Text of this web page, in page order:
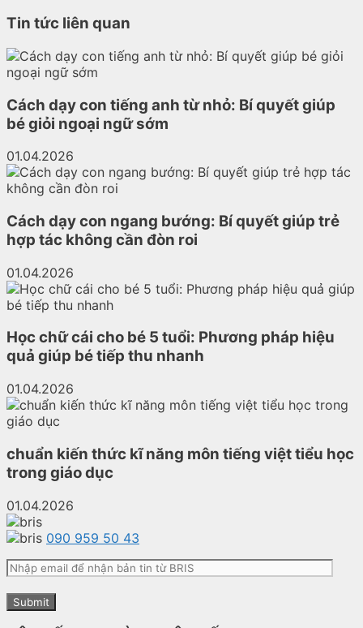
Tin tức liên quan
Cách dạy con tiếng anh từ nhỏ: Bí quyết giúp
bé giỏi ngoại ngữ sớm
01.04.2026
Cách dạy con ngang bướng: Bí quyết giúp trẻ
hợp tác không cần đòn roi
01.04.2026
Học chữ cái cho bé 5 tuổi: Phương pháp hiệu
quả giúp bé tiếp thu nhanh
01.04.2026
chuẩn kiến thức kĩ năng môn tiếng việt tiểu học
trong giáo dục
01.04.2026
090 959 50 43